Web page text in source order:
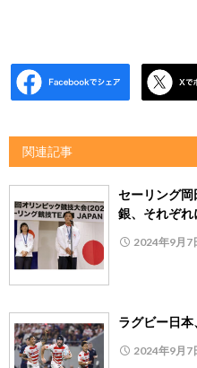
関連記事
セーリング
銀、それぞれ
2024年9月7
ラグビー日
2024年9月7